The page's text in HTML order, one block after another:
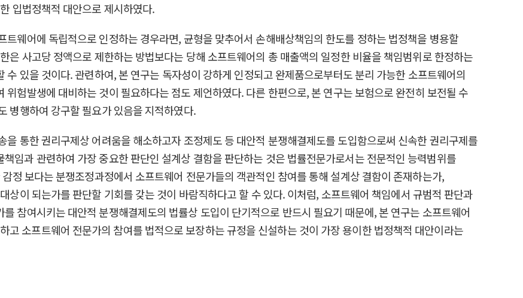
입법정책적 대안으로 제시하였다.
웨어에 독립적으로 인정하는 경우라면, 균형을 맞추어서 손해배상책임의 한도를 정하는 법정책을 병용할
은 사고당 정액으로 제한하는 방법보다는 당해 소프트웨어의 총 매출액의 일정한 비율을 책임범위로 한정하는
있을 것이다. 관련하여, 본 연구는 독자성이 강하게 인정되고 완제품으로부터도 분리 가능한 소프트웨어의
험발생에 대비하는 것이 필요하다는 점도 제언하였다. 다른 한편으로, 본 연구는 보험으로 완전히 보전될 수
병행하여 강구할 필요가 있음을 지적하였다.
통한 권리구제상 어려움을 해소하고자 조정제도 등 대안적 분쟁해결제도를 도입함으로써 신속한 권리구제를
임과 관련하여 가장 중요한 판단인 설계상 결함을 판단하는 것은 법률전문가로서는 전문적인 능력범위를
정 보다는 분쟁조정과정에서 소프트웨어 전문가들의 객관적인 참여를 통해 설계상 결함이 존재하는가,
상이 되는가를 판단할 기회를 갖는 것이 바람직하다고 할 수 있다. 이처럼, 소프트웨어 책임에서 규범적 판단과
참여시키는 대안적 분쟁해결제도의 법률상 도입이 단기적으로 반드시 필요기 때문에, 본 연구는 소프트웨어
고 소프트웨어 전문가의 참여를 법적으로 보장하는 규정을 신설하는 것이 가장 용이한 법정책적 대안이라는